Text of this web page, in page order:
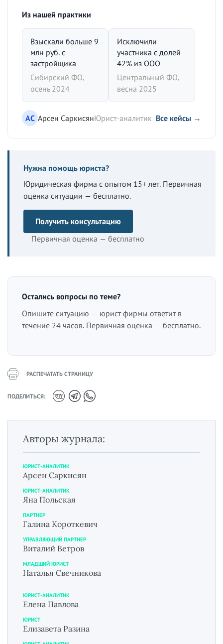
Из нашей практики
Взыскали больше 9
млн руб. с
застройщика
Сибирский ФО,
осень 2024
Исключили
участника с долей
42% из ООО
Центральный ФО,
весна 2025
АС Арсен СаркисянЮрист-аналитик Все кейсы →
Нужна помощь юриста?
Юридическая фирма с опытом 15+ лет. Первичная
оценка ситуации — бесплатно.
Получить консультацию
Первичная оценка — бесплатно
Остались вопросы по теме?
Опишите ситуацию — юрист фирмы ответит в
течение 24 часов. Первичная оценка — бесплатно.
РАСПЕЧАТАТЬ СТРАНИЦУ
ПОДЕЛИТЬСЯ:
Авторы журнала:
ЮРИСТ-АНАЛИТИК
Арсен Саркисян
ЮРИСТ-АНАЛИТИК
Яна Польская
ПАРТНЕР
Галина Короткевич
УПРАВЛЯЮЩИЙ ПАРТНЕР
Виталий Ветров
МЛАДШИЙ ЮРИСТ
Наталья Свечникова
ЮРИСТ-АНАЛИТИК
Елена Павлова
ЮРИСТ
Елизавета Разина